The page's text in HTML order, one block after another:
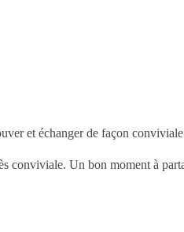
et échanger de façon
Un bon moment à